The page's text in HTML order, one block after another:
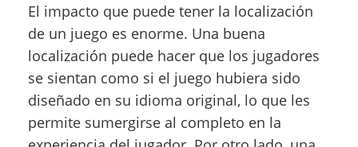
El impacto que puede tener la localización
de un juego es enorme. Una buena
localización puede hacer que los jugadores
se sientan como si el juego hubiera sido
diseñado en su idioma original, lo que les
permite sumergirse al completo en la